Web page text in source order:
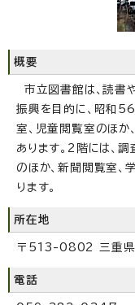
概要
市立図書館は、読書
振興を目的に、昭和
室、児童閲覧室のほ
あります。2階には、
のほか、新聞閲覧室、
ります。
所在地
〒513-0802 三重県
電話